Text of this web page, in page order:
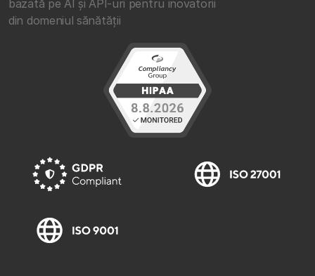
bazată pe AI și API-uri pentru inovatorii
din domeniul sănătății